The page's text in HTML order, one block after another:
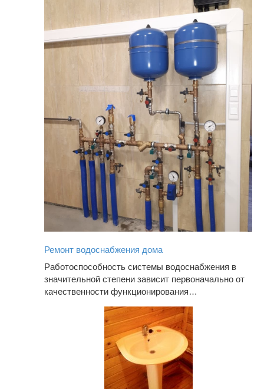
Ремонт водоснабжения дома
Работоспособность системы водоснабжения в
значительной степени зависит первоначально от
качественности функционирования…